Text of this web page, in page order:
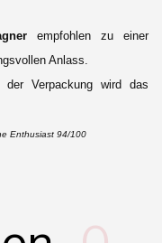
empfohlen zu einer
Anlass.
Verpackung wird das
Enthusiast 94/100